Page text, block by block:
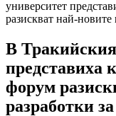
университет
разискват най-новите
В
представиха
форум
разработки